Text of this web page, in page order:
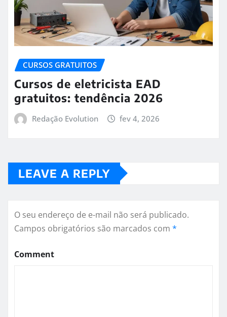
CURSOS GRATUITOS
Cursos de eletricista EAD
gratuitos: tendência 2026
Redação Evolution fev 4, 2026
LEAVE A REPLY
O seu endereço de e-mail não será publicado.
Campos obrigatórios são marcados com *
Comment